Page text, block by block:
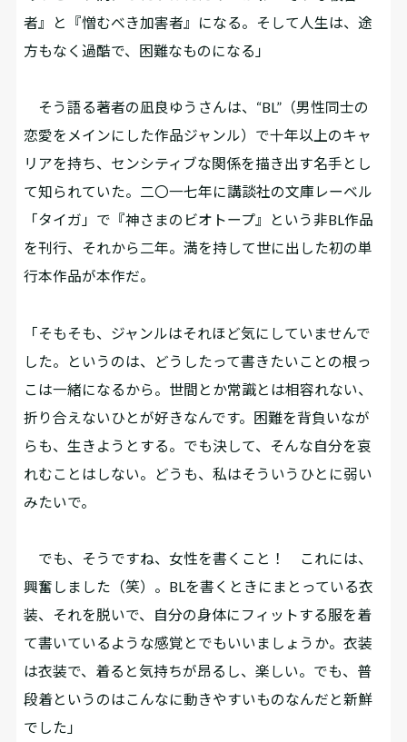
者』と『憎むべき加害者』になる。そして人生は、途
方もなく過酷で、困難なものになる」
そう語る著者の凪良ゆうさんは、“BL”（男性同士の
恋愛をメインにした作品ジャンル）で十年以上のキャ
リアを持ち、センシティブな関係を描き出す名手とし
て知られていた。二〇一七年に講談社の文庫レーベル
「タイガ」で『神さまのビオトープ』という非BL作品
を刊行、それから二年。満を持して世に出した初の単
行本作品が本作だ。
「そもそも、ジャンルはそれほど気にしていませんで
した。というのは、どうしたって書きたいことの根っ
こは一緒になるから。世間とか常識とは相容れない、
折り合えないひとが好きなんです。困難を背負いなが
らも、生きようとする。でも決して、そんな自分を哀
れむことはしない。どうも、私はそういうひとに弱い
みたいで。
でも、そうですね、女性を書くこと！ これには、
興奮しました（笑）。BLを書くときにまとっている衣
装、それを脱いで、自分の身体にフィットする服を着
て書いているような感覚とでもいいましょうか。衣装
は衣装で、着ると気持ちが昂るし、楽しい。でも、普
段着というのはこんなに動きやすいものなんだと新鮮
でした」